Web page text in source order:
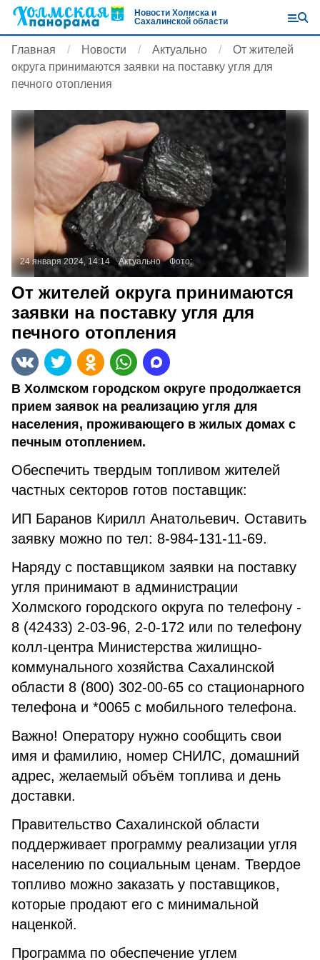
Новости Холмска и
Сахалинской области
Главная Новости Актуально
От жителей
округа принимаются заявки на поставку угля для
печного отопления
24 января 2024, 14:14 Актуально Фото:
От жителей округа принимаются
заявки на поставку угля для
печного отопления
В Холмском городском округе продолжается
прием заявок на реализацию угля для
населения, проживающего в жилых домах с
печным отоплением.
Обеспечить твердым топливом жителей
частных секторов готов поставщик:
ИП Баранов Кирилл Анатольевич. Оставить
заявку можно по тел: 8-984-131-11-69.
Наряду с поставщиком заявки на поставку
угля принимают в администрации
Холмского городского округа по телефону -
8 (42433) 2-03-96, 2-0-172 или по телефону
колл-центра Министерства жилищно-
коммунального хозяйства Сахалинской
области 8 (800) 302-00-65 со стационарного
телефона и *0065 с мобильного телефона.
Важно! Оператору нужно сообщить свои
имя и фамилию, номер СНИЛС, домашний
адрес, желаемый объём топлива и день
доставки.
Правительство Сахалинской области
поддерживает программу реализации угля
населению по социальным ценам. Твердое
топливо можно заказать у поставщиков,
которые продают его с минимальной
наценкой.
Программа по обеспечение углем